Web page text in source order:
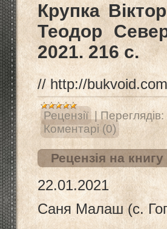
Крупка
Теодор
2021. 216 c.
// http://
Рецензії
Переглядів:
Коментарі (0)
Рецензія на
22.01.2021
Саня Малаш (с.